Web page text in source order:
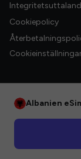
Cookiepolicy
Albanien